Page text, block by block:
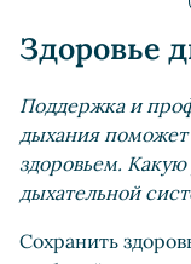
Здоровье
Поддержка и
дыхания поможет
здоровьем.
дыхательной
Сохранить